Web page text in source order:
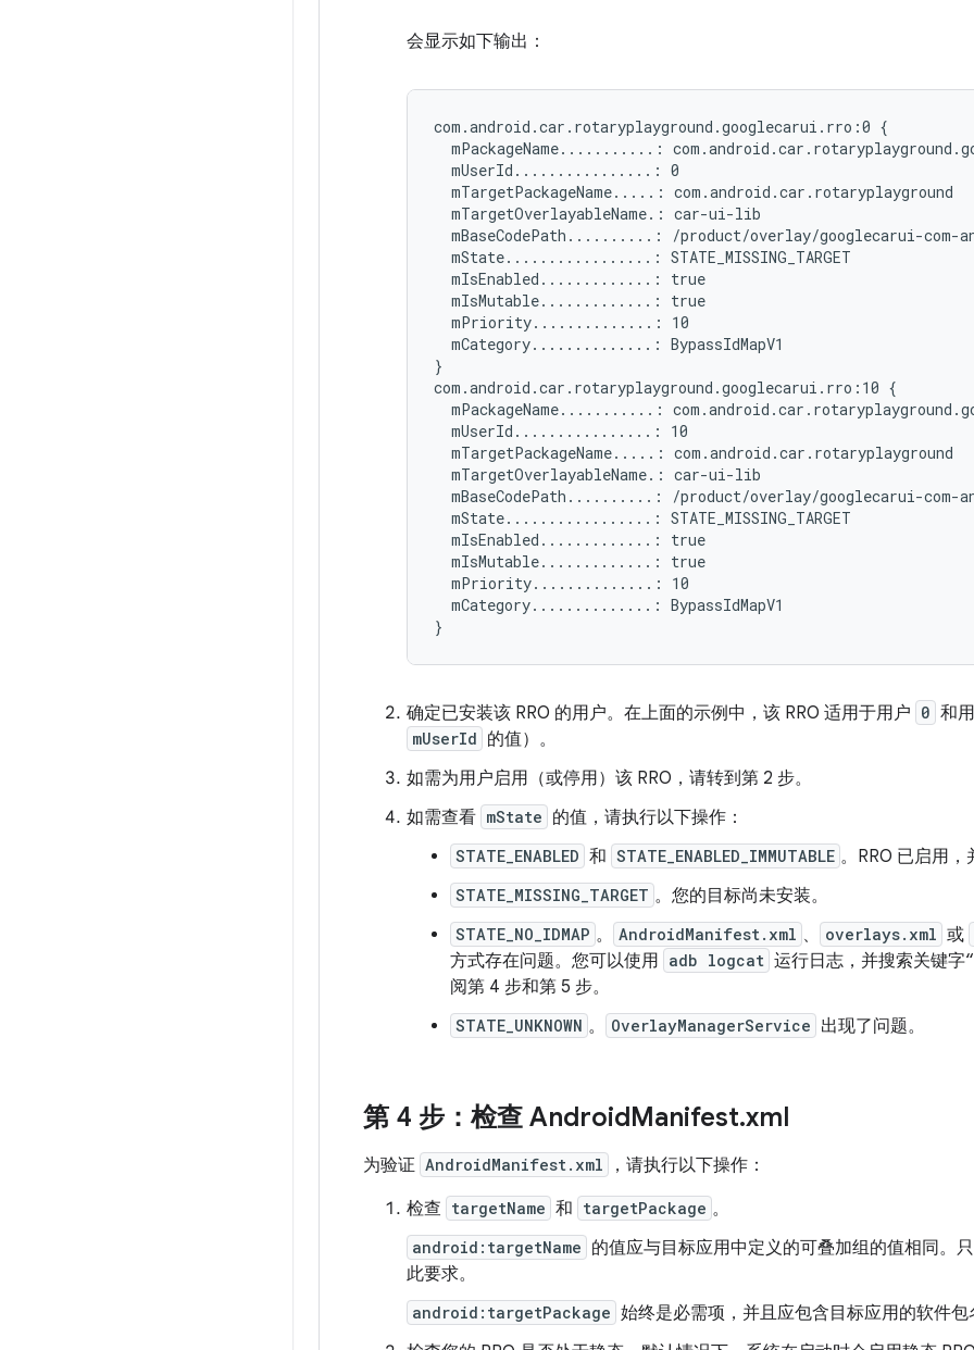
会显示如下输出：
com.android.car.rotaryplayground.googlecarui.rro:0 {
mPackageName...........:
  mUserId................: 0
  mTargetPackageName.....: com.android.car.rotaryplayground
  mTargetOverlayableName.: car-ui-lib
mBaseCodePath..........: /product/overlay/googlecarui-
  mState.................: STATE_MISSING_TARGET
  mIsEnabled.............: true
  mIsMutable.............: true
  mPriority..............: 10
  mCategory..............: BypassIdMapV1
}
com.android.car.rotaryplayground.googlecarui.rro:10 {
mPackageName...........:
  mUserId................: 10
  mTargetPackageName.....: com.android.car.rotaryplayground
  mTargetOverlayableName.: car-ui-lib
mBaseCodePath..........: /product/overlay/googlecarui-
  mState.................: STATE_MISSING_TARGET
  mIsEnabled.............: true
  mIsMutable.............: true
  mPriority..............: 10
  mCategory..............: BypassIdMapV1
确定已安装该 RRO 的用户。在上面的示例中，该 RRO 适用于用户 0 和
mUserId 的值）。
如需为用户启用（或停用）该 RRO，请转到第 2 步。
如需查看 mState 的值，请执行以下操作：
STATE_ENABLED 和 STATE_ENABLED_IMMUTABLE 。RRO 已启用
STATE_MISSING_TARGET 。您的目标尚未安装。
STATE_NO_IDMAP 。 AndroidManifest.xml 、 overlays.xml 或
方式存在问题。您可以使用 adb logcat 运行日志，并搜索关键字“
阅第 4 步和第 5 步。
STATE_UNKNOWN 。 OverlayManagerService 出现了问题。
第 4 步：检查 AndroidManifest.xml
为验证 AndroidManifest.xml
，请执行以下操作：
检查 targetName 和 targetPackage 。
android:targetName 的值应与目标应用中定义的可叠加组的值相同。
此要求。
android:targetPackage 始终是必需项，并且应包含目标应用的软件包